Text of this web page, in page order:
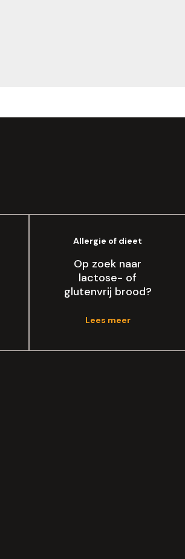
Op zoek naar
lactose- of
glutenvrij brood?
Allergie of dieet
Lees meer